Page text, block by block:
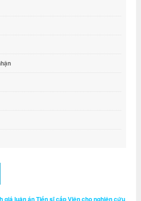
giá luận án Tiến sĩ cấp Viện cho nghiên cứu